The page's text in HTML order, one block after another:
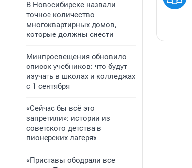
В Новосибирске назвали
точное количество
многоквартирных домов,
которые должны снести
Минпросвещения обновило
список учебников: что будут
изучать в школах и колледжах
с 1 сентября
«Сейчас бы всё это
запретили»: истории из
советского детства в
пионерских лагерях
«Приставы ободрали все